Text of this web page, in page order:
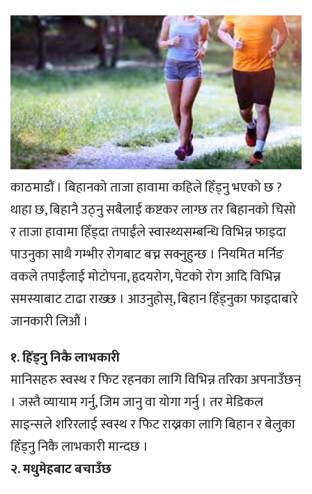
काठमाडौं । बिहानको ताजा हावामा कहिले हिँड्नु भएको छ ?
थाहा छ, बिहानै उठ्नु सबैलाई कष्टकर लाग्छ तर बिहानको चिसो
र ताजा हावामा हिँड्दा तपाईंले स्वास्थ्यसम्बन्धि विभिन्न फाइदा
पाउनुका साथै गम्भीर रोगबाट बच्न सक्नुहुन्छ । नियमित मर्निङ
वकले तपाईंलाई मोटोपना, हृदयरोग, पेटको रोग आदि विभिन्न
समस्याबाट टाढा राख्छ । आउनुहोस्, बिहान हिँड्नुका फाइदाबारे
जानकारी लिऔं ।
१. हिँड्नु निकै लाभकारी
मानिसहरु स्वस्थ र फिट रहनका लागि विभिन्न तरिका अपनाउँछन्
। जस्तै व्यायाम गर्नु, जिम जानु वा योगा गर्नु । तर मेडिकल
साइन्सले शरिरलाई स्वस्थ र फिट राख्नका लागि बिहान र बेलुका
हिँड्नु निकै लाभकारी मान्दछ ।
२. मधुमेहबाट बचाउँछ